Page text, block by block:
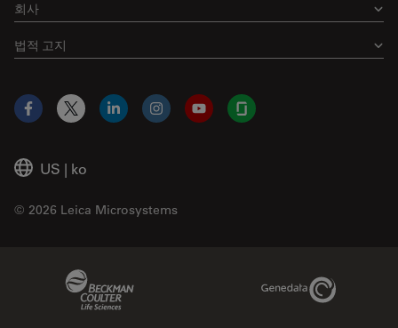
회사
법적 고지
US | ko
© 2026 Leica Microsystems
Facebook
X LinkedInInstagramYouTubeGlassdoor
Genedata Link